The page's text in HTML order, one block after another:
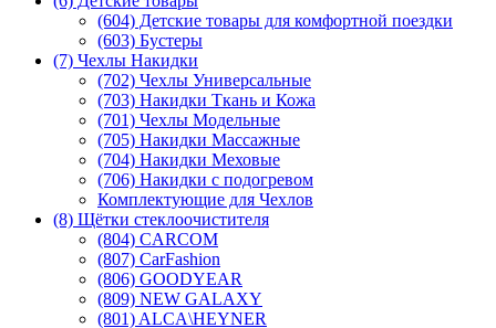
(604) Детские товары для комфортной поездки
(603) Бустеры
(7) Чехлы Накидки
(702) Чехлы Универсальные
(703) Накидки Ткань и Кожа
(701) Чехлы Модельные
(705) Накидки Массажные
(704) Накидки Меховые
(706) Накидки с подогревом
Комплектующие для Чехлов
(8) Щётки стеклоочистителя
(804) CARCOM
(807) CarFashion
(806) GOODYEAR
(809) NEW GALAXY
(801) ALCA\HEYNER